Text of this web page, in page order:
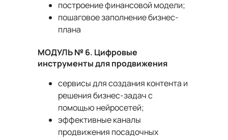
построение финансовой модели;
пошаговое заполнение бизнес-
плана
МОДУЛЬ № 6. Цифровые
инструменты для продвижения
сервисы для создания контента и
решения бизнес-задач с
помощью нейросетей;
эффективные каналы
продвижения посадочных